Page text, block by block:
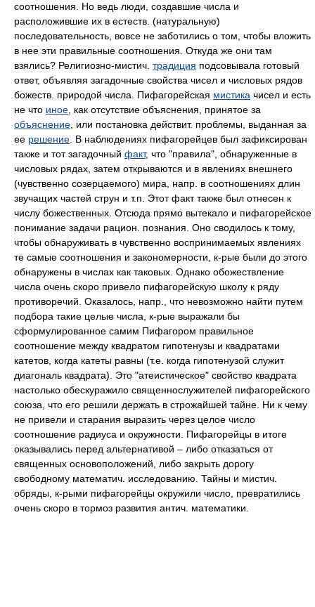
соотношения. Но ведь люди, создавшие числа и
расположившие их в естеств. (натуральную)
последовательность, вовсе не заботились о том, чтобы вложить
в нее эти правильные соотношения. Откуда же они там
взялись? Религиозно-мистич. традиция подсовывала готовый
ответ, объявляя загадочные свойства чисел и числовых рядов
божеств. природой числа. Пифагорейская мистика чисел и есть
не что иное , как отсутствие объяснения, принятое за
объяснение , или постановка действит. проблемы, выданная за
ее решение . В наблюдениях пифагорейцев был зафиксирован
также и тот загадочный факт, что "правила", обнаруженные в
числовых рядах, затем открываются и в явлениях внешнего
(чувственно созерцаемого) мира, напр. в соотношениях длин
звучащих частей струн и т.п. Этот факт также был отнесен к
числу божественных. Отсюда прямо вытекало и пифагорейское
понимание задачи рацион. познания. Оно сводилось к тому,
чтобы обнаруживать в чувственно воспринимаемых явлениях
те самые соотношения и закономерности, к-рые были до этого
обнаружены в числах как таковых. Однако обожествление
числа очень скоро привело пифагорейскую школу к ряду
противоречий. Оказалось, напр., что невозможно найти путем
подбора такие целые числа, к-рые выражали бы
сформулированное самим Пифагором правильное
соотношение между квадратом гипотенузы и квадратами
катетов, когда катеты равны (т.е. когда гипотенузой служит
диагональ квадрата). Это "атеистическое" свойство квадрата
настолько обескуражило священнослужителей пифагорейского
союза, что его решили держать в строжайшей тайне. Ни к чему
не привели и старания выразить через целое число
соотношение радиуса и окружности. Пифагорейцы в итоге
оказывались перед альтернативой – либо отказаться от
священных основоположений, либо закрыть дорогу
свободному математич. исследованию. Тайны и мистич.
обряды, к-рыми пифагорейцы окружили число, превратились
очень скоро в тормоз развития антич. математики.